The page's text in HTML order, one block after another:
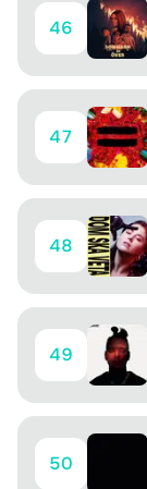
46
47
48
49
50